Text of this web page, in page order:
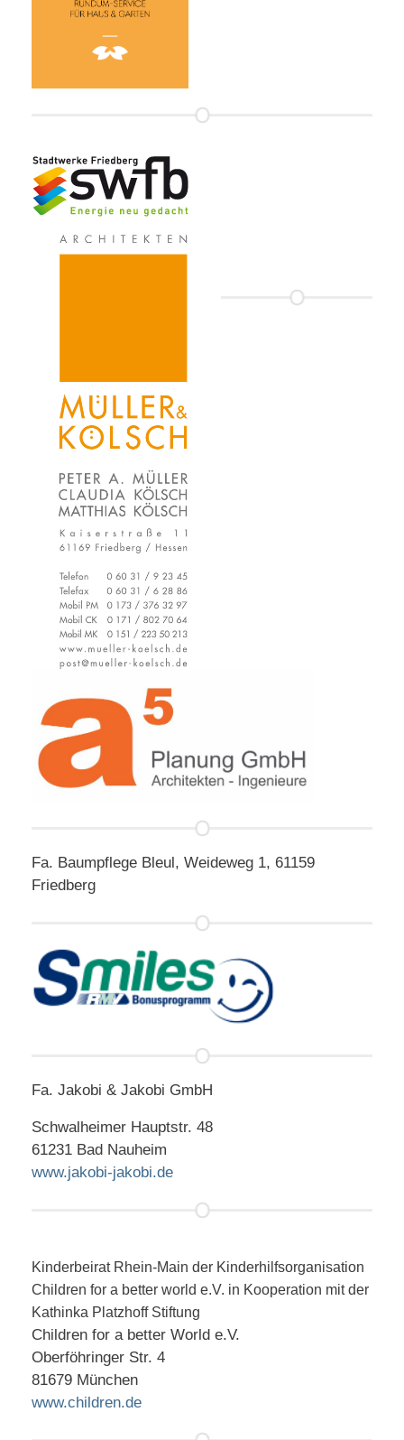
Fa. Baumpflege Bleul, Weideweg 1, 61159
Friedberg
Fa. Jakobi & Jakobi GmbH
Schwalheimer Hauptstr. 48
61231 Bad Nauheim
www.jakobi-jakobi.de
Kinderbeirat Rhein-Main der Kinderhilfsorganisation
Children for a better world e.V. in Kooperation mit der
Kathinka Platzhoff Stiftung
Children for a better World e.V.
Oberföhringer Str. 4
81679 München
www.children.de